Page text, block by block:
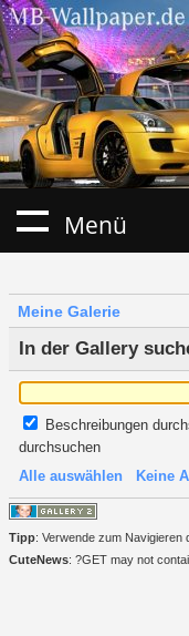
Menü
Meine Galerie
In der Gallery
Beschreibungen
durchsuchen
Alle auswählen
Keine
Tipp: Verwende zum Navigieren
CuteNews: ?GET may not